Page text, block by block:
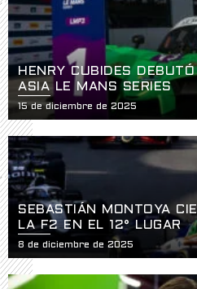
HENRY CUBIDES
ASIA LE MANS SERIES
15 de diciembre de 2025
SEBASTIÁN MONTOYA
LA F2 EN EL 12° LUGAR
8 de diciembre de 2025